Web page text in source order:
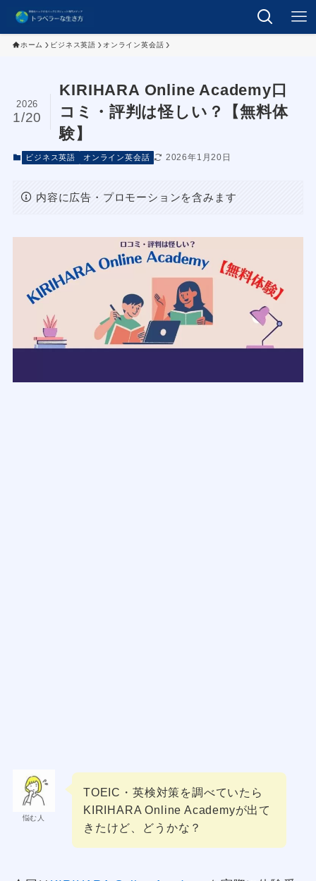
ホーム ビジネス英語 オンライン英会話
KIRIHARA Online Academy口
コミ・評判は怪しい？【無料体
験】
2026
1/20
ビジネス英語 オンライン英会話 2026年1月20日
内容に広告・プロモーションを含みます
悩む人
TOEIC・英検対策を調べていたら
KIRIHARA Online Academyが出て
きたけど、どうかな？